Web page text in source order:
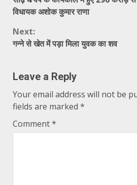
Reading
विधायक अशोक कुमार राणा
Next:
गन्ने से खेत में पड़ा मिला युवक का शव
Leave a Reply
Your email address will not be
fields are marked *
Comment*